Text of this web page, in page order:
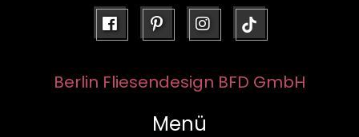
facebookpinterestinstagram
Berlin Fliesendesign BFD GmbH
Menü